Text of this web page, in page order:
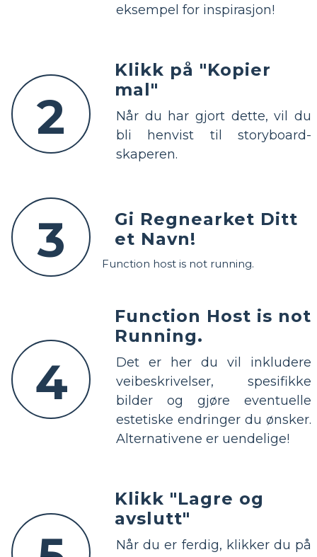
eksempel for inspirasjon!
2
Klikk på "Kopier
mal"
Når du har gjort dette, vil du
bli henvist til storyboard-
skaperen.
3
Gi Regnearket Ditt
et Navn!
Function host is not running.
4
Function Host is not
Running.
Det er her du vil inkludere
veibeskrivelser, spesifikke
bilder og gjøre eventuelle
estetiske endringer du ønsker.
Alternativene er uendelige!
Klikk "Lagre og
avslutt"
Når du er ferdig, klikker du på